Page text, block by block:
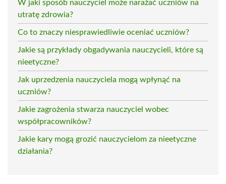
W jaki sposób nauczyciel może narażać uczniów na
utratę zdrowia?
Co to znaczy niesprawiedliwie oceniać uczniów?
Jakie są przykłady obgadywania nauczycieli, które są
nieetyczne?
Jak uprzedzenia nauczyciela mogą wpłynąć na
uczniów?
Jakie zagrożenia stwarza nauczyciel wobec
współpracowników?
Jakie kary mogą grozić nauczycielom za nieetyczne
działania?